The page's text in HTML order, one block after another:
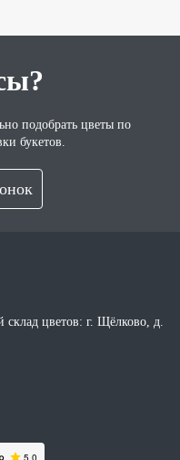
подобрать цветы по
букетов.
цветов: г. Щёлково, д.